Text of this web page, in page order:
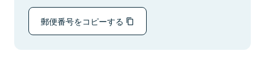
郵便番号をコピーする